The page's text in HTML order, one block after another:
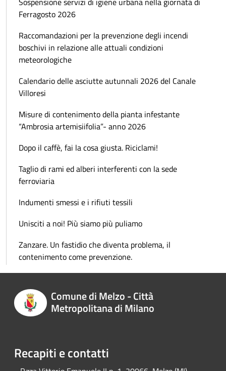
Ferragosto 2026
Raccomandazioni per la prevenzione degli incendi
boschivi in relazione alle attuali condizioni
meteorologiche
Calendario delle asciutte autunnali 2026 del Canale
Villoresi
Misure di contenimento della pianta infestante
“Ambrosia artemisiifolia”- anno 2026
Dopo il caffè, fai la cosa giusta. Riciclami!
Taglio di rami ed alberi interferenti con la sede
ferroviaria
Indumenti smessi e i rifiuti tessili
Unisciti a noi! Più siamo più puliamo
Zanzare. Un fastidio che diventa problema, il
contenimento come prevenzione.
Comune di Melzo - Città
Metropolitana di Milano
Recapiti e contatti